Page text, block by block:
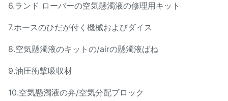
6.ランド ローバーの空気懸濁液の修理用キット
7.ホースのひだが付く機械およびダイス
8.空気懸濁液のキットの/airの懸濁液ばね
9.油圧衝撃吸収材
10.空気懸濁液の弁/空気分配ブロック